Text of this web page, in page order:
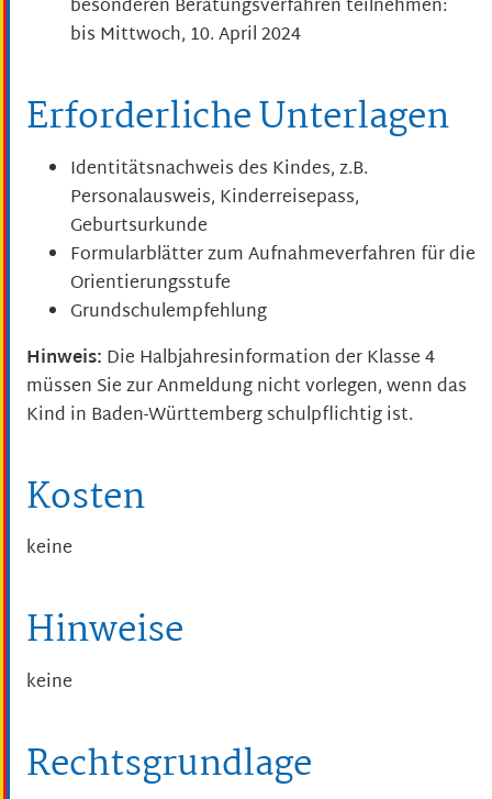
besonderen Beratungsverfahren teilnehmen:
bis Mittwoch, 10. April 2024
Erforderliche Unterlagen
Identitätsnachweis des Kindes, z.B.
Personalausweis, Kinderreisepass,
Geburtsurkunde
Formularblätter zum Aufnahmeverfahren für die
Orientierungsstufe
Grundschulempfehlung
Hinweis: Die Halbjahresinformation der Klasse 4
müssen Sie zur Anmeldung nicht vorlegen, wenn das
Kind in Baden-Württemberg schulpflichtig ist.
Kosten
keine
Hinweise
keine
Rechtsgrundlage